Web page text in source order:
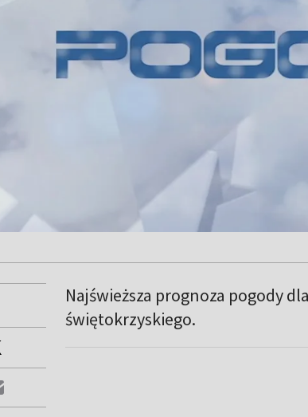
Najświeższa prognoza pogody
świętokrzyskiego.